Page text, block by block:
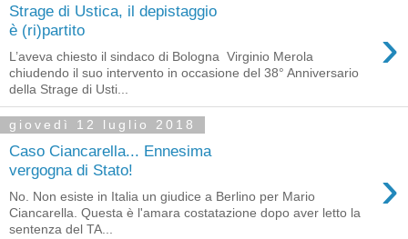
Strage di Ustica, il depistaggio
è (ri)partito
›
L’aveva chiesto il sindaco di Bologna Virginio Merola
chiudendo il suo intervento in occasione del 38° Anniversario
della Strage di Usti...
giovedì 12 luglio 2018
Caso Ciancarella... Ennesima
vergogna di Stato!
›
No. Non esiste in Italia un giudice a Berlino per Mario
Ciancarella. Questa è l'amara costatazione dopo aver letto la
sentenza del TA...